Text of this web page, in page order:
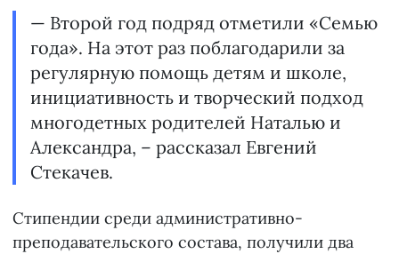
— Второй год подряд отметили «Семью
года». На этот раз поблагодарили за
регулярную помощь детям и школе,
инициативность и творческий подход
многодетных родителей Наталью и
Александра, – рассказал Евгений
Стекачев.
Стипендии среди административно-
преподавательского состава, получили два